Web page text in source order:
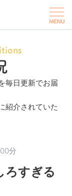
毎日更新でお届
紹介されていた
分
ろすぎる